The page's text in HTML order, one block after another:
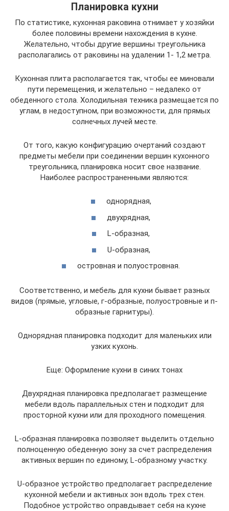
Планировка кухни
По статистике, кухонная раковина отнимает у хозяйки
более половины времени нахождения в кухне.
Желательно, чтобы другие вершины треугольника
располагались от раковины на удалении 1- 1,2 метра.
Кухонная плита располагается так, чтобы ее миновали
пути перемещения, и желательно – недалеко от
обеденного стола. Холодильная техника размещается по
углам, в недоступном, при возможности, для прямых
солнечных лучей месте.
От того, какую конфигурацию очертаний создают
предметы мебели при соединении вершин кухонного
треугольника, планировка носит свое название.
Наиболее распространенными являются:
однорядная,
двухрядная,
L-образная,
U-образная,
островная и полуостровная.
Соответственно, и мебель для кухни бывает разных
видов (прямые, угловые, г-образные, полуостровные и п-
образные гарнитуры).
Однорядная планировка подходит для маленьких или
узких кухонь.
Еще: Оформление кухни в синих тонах
Двухрядная планировка предполагает размещение
мебели вдоль параллельных стен и подходит для
просторной кухни или для проходного помещения.
L-образная планировка позволяет выделить отдельно
полноценную обеденную зону за счет распределения
активных вершин по единому, L-образному участку.
U-образное устройство предполагает распределение
кухонной мебели и активных зон вдоль трех стен.
Подобное устройство оправдывает себя на кухне